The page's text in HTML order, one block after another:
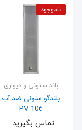
ناموجود
باند ستونی و دیواری
بلندگو ستونی ضد آب
PV 106
تماس بگیرید
اضافه به سبد